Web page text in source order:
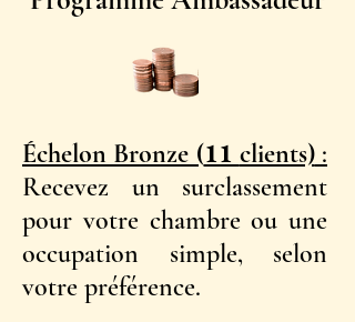
Échelon Bronze (11 clients):
Recevez un surclassement
pour votre chambre ou une
occupation simple, selon
votre préférence.